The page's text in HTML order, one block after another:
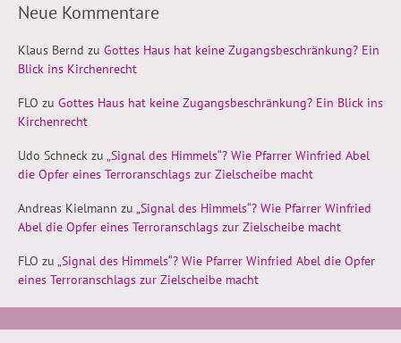
Neue Kommentare
Klaus Bernd zu Gottes Haus hat keine Zugangsbeschränkung? Ein
Blick ins Kirchenrecht
FLO zu Gottes Haus hat keine Zugangsbeschränkung? Ein Blick ins
Kirchenrecht
Udo Schneck zu „Signal des Himmels“? Wie Pfarrer Winfried Abel
die Opfer eines Terroranschlags zur Zielscheibe macht
Andreas Kielmann zu „Signal des Himmels“? Wie Pfarrer Winfried
Abel die Opfer eines Terroranschlags zur Zielscheibe macht
FLO zu „Signal des Himmels“? Wie Pfarrer Winfried Abel die Opfer
eines Terroranschlags zur Zielscheibe macht